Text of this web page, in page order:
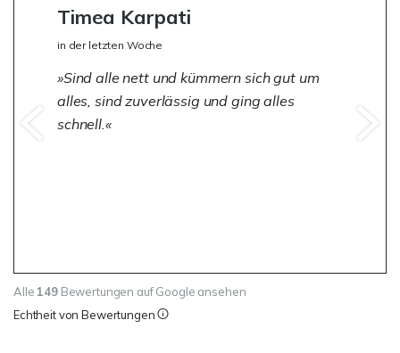
Timea Karpati
in der letzten Woche
Sind alle nett und kümmern sich gut um
alles, sind zuverlässig und ging alles
schnell.
Alle 149Bewertungen auf Google ansehen
Echtheit von Bewertungen